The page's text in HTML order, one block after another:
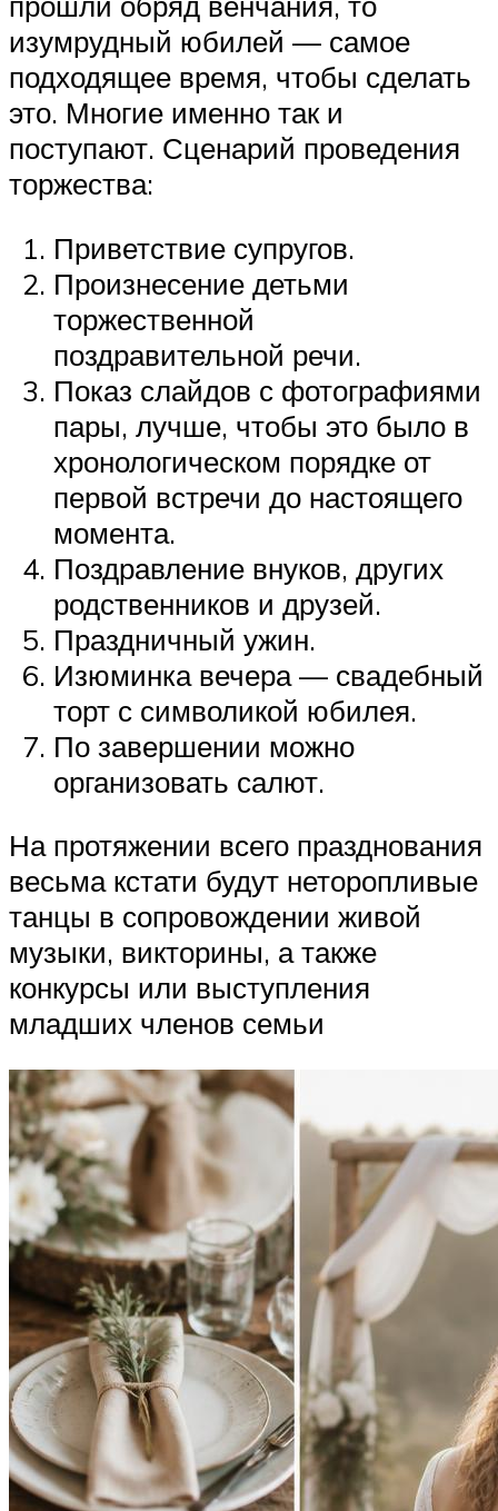
изумрудный юбилей — самое
подходящее время, чтобы сделать
это. Многие именно так и
поступают. Сценарий проведения
торжества:
Приветствие супругов.
Произнесение детьми
торжественной
поздравительной речи.
Показ слайдов с фотографиями
пары, лучше, чтобы это было в
хронологическом порядке от
первой встречи до настоящего
момента.
Поздравление внуков, других
родственников и друзей.
Праздничный ужин.
Изюминка вечера — свадебный
торт с символикой юбилея.
По завершении можно
организовать салют.
На протяжении всего празднования
весьма кстати будут неторопливые
танцы в сопровождении живой
музыки, викторины, а также
конкурсы или выступления
младших членов семьи